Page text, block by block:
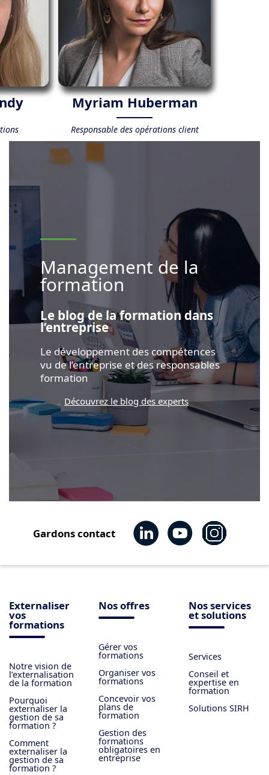
Myriam Huberman
Responsable des opérations client
Management de la
formation
Le blog de la formation dans
l’entreprise
Le développement des compétences
vu de l’entreprise et des responsables
formation
Découvrez le blog des experts
Gardons contact
Externaliser
vos
formations
Notre vision de
l’externalisation
de la formation
Pourquoi
externaliser la
gestion de sa
formation ?
Comment
externaliser la
gestion de sa
formation ?
Nos offres
Gérer vos
formations
Organiser vos
formations
Concevoir vos
plans de
formation
Gestion des
formations
obligatoires en
entreprise
Nos services
et solutions
Services
Conseil et
expertise en
formation
Solutions SIRH